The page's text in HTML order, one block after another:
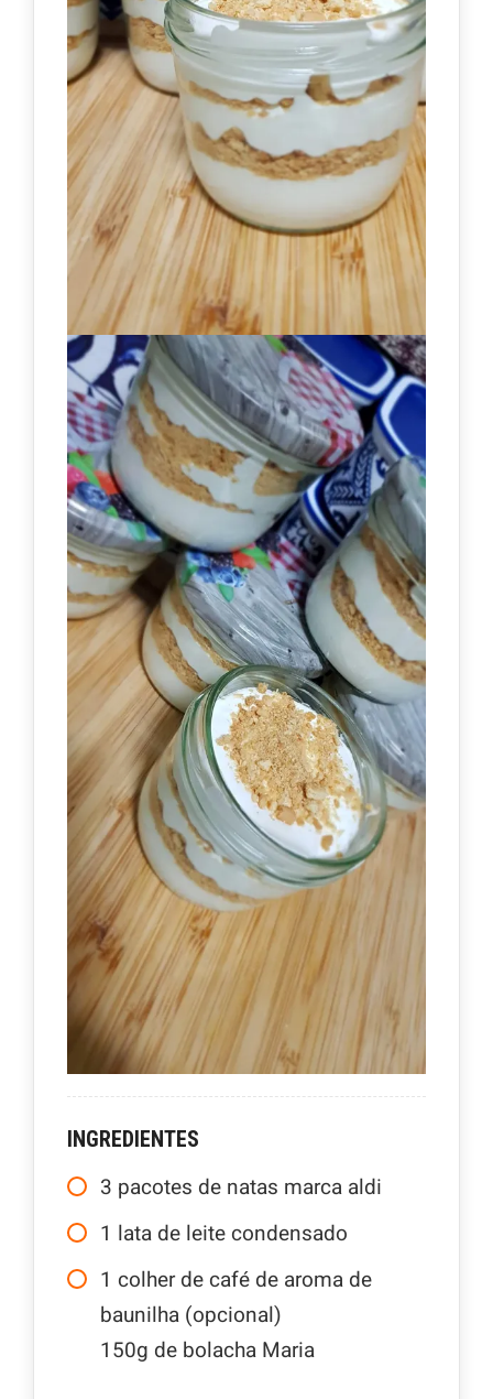
INGREDIENTES
3 pacotes de natas marca aldi
1 lata de leite condensado
1 colher de café de aroma de
baunilha (opcional)
150g de bolacha Maria